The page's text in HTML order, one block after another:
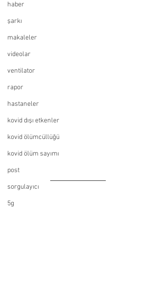
haber
şarkı
makaleler
videolar
ventilator
rapor
hastaneler
kovid dışı etkenler
kovid ölümcüllüğü
kovid ölüm sayımı
post
sorgulayıcı
5g